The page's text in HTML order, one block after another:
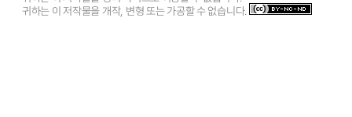
귀하는 이 저작물을 개작, 변형 또는 가공할 수 없습니다.